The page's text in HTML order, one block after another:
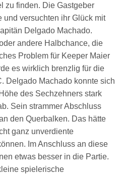
zu finden. Die Gastgeber
und versuchten ihr Glück mit
Delgado Machado.
andere Halbchance, die
Problem für Keeper Maier
es wirklich brenzlig für die
Delgado Machado konnte sich
des Sechzehners stark
Sein strammer Abschluss
den Querbalken. Das hätte
ganz unverdiente
Im Anschluss an diese
etwas besser in die Partie.
spielerische